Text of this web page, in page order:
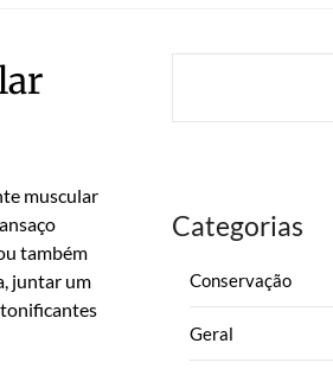
muscular
também
juntar um
Categorias
Conservação
Geral